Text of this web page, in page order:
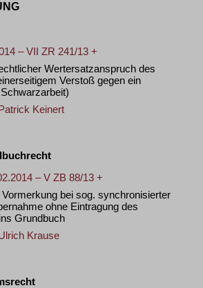
– VII ZR 241/13 +
Wertersatzanspruch des
Verstoß gegen ein
Keinert
– V ZB 88/13 +
bei sog. synchronisierter
ohne Eintragung des
Grundbuch
Krause